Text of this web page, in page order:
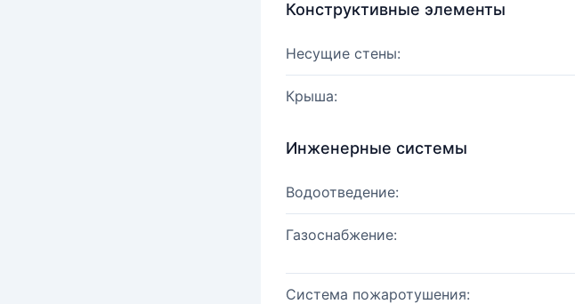
Конструктивные элементы
Несущие стены:
Крыша:
Инженерные системы
Водоотведение:
Газоснабжение:
Система пожаротушения: